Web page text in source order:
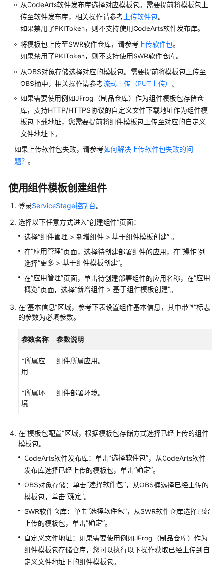
件
回
组
件
版
本
置
批
量
克
同
步
件
版
本
配
管
组
详
设
件
实
伸
缩
策
略
组
件
运
维
type: RollingRelease
rolling_release:
fail_strategy:
STOP
batches: 1
termination_period_seconds: 30
update_strategy:
termination_period_seconds: 30
max_unavailable: 2
refer_resources:
- type:
parameters:
refer_alias:
parameters:
connection_type: JNDI
jndi_name:
db_user: root
password: ********
- id:
${env.resources.elb.elb001.id}
type: elb
parameters:
// HTTPS访问方式下需要配置cert。
id: xxxx
id: ${var.rds_id}
configs:
mount_path: /teast.yaml
-
config_name:
${var.config}
mount_path: /teast1.yaml
container_name: default
external_accesses:
forward_port: 8080
address: demo.com
enable_sermant_injection: false
enable_sermant_spring_register: false
enable_sermant_dubbo_register:
从CodeArts软件发布库选择对应模板包。需要提前将模板包上
传至软件发布库，相关操作请参考 上传软件包。
如果禁用了PKIToken，则不支持使用CodeArts软件发布库。
将模板包上传至SWR软件仓库，请参考 上传软件包。
如果禁用了PKIToken，则不支持使用SWR软件仓库。
从OBS对象存储选择对应的模板包。需要提前将模板包上传至
OBS桶中，相关操作请参考流式上传（PUT上传） 。
如果需要使用例如JFrog（制品仓库）作为组件模板包存储仓
库，支持HTTP/HTTPS协议的自定义文件下载地址作为组件模
板包下载地址，您需要提前将组件模板包上传至对应的自定义
文件地址下。
如果上传软件包失败，请参考如何解决上传软件包失败的问
题？ 。
使用组件模板创建组件
登录ServiceStage控制台。
选择以下任意方式进入“创建组件”页面：
选择“组件管理 > 新增组件 > 基于组件模板创建” 。
在“应用管理”页面，选择待创建部署组件的应用，在“操作”列
选择“更多 > 基于组件模板创建”。
在“应用管理”页面，单击待创建部署组件的应用名称，在“应用
概览”页面，选择“新增组件 > 基于组件模板创建”。
在“基本信息”区域，参考下表设置组件基本信息，其中带“*”标志
的参数为必填参数。
参数名称 参数说明
*所属应
用
组件所属应用。
*所属环
境
组件部署环境。
在“模板包配置”区域，根据模板包存储方式选择已经上传的组件
模板包。
CodeArts软件发布库：单击“选择软件包”，从CodeArts软件
发布库选择已经上传的模板包，单击“确定”。
OBS对象存储：单击“选择软件包”，从OBS桶选择已经上传的
模板包，单击“确定”。
SWR软件仓库：单击“选择软件包”，从SWR软件仓库选择已经
上传的模板包，单击“确定”。
自定义文件地址：如果需要使用例如JFrog（制品仓库）作为
组件模板包存储仓库，您可以执行以下操作获取已经上传到自
定义文件地址下的组件模板包。